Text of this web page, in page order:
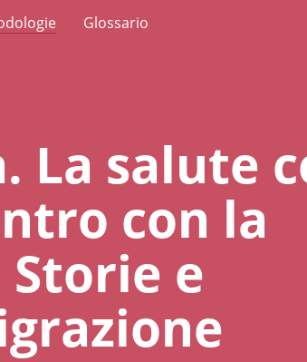
Glossario
La salute
con la
e